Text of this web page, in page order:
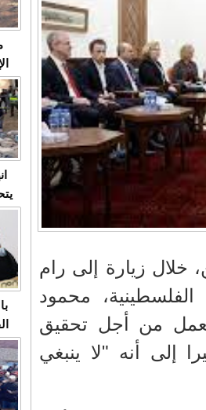
خلال زيارة إلى رام
محمود
من أجل تحقيق
إلى أنه "لا ينبغي